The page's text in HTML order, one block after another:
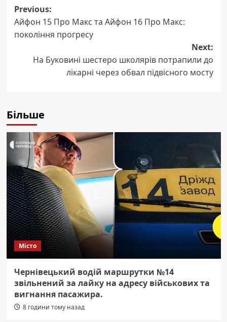
Post
navigation
Previous:
Айфон 15 Про Макс та Айфон 16 Про Макс:
покоління прогресу
Next:
На Буковині шестеро школярів потрапили до
лікарні через обвал підвісного мосту
Більше
Місто
Чернівецький водій маршрутки №14
звільнений за лайку на адресу військових та
вигнання пасажира.
8 години тому назад